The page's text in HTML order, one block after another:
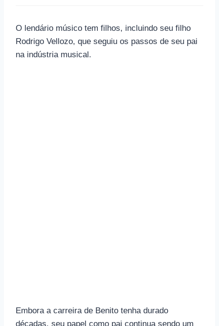
O lendário músico tem filhos, incluindo seu filho
Rodrigo Vellozo, que seguiu os passos de seu pai
na indústria musical.
Embora a carreira de Benito tenha durado
décadas, seu papel como pai continua sendo um